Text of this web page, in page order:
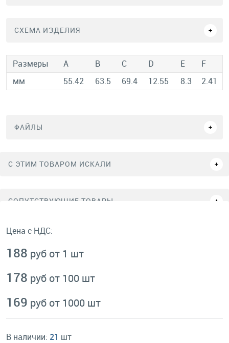
СХЕМА ИЗДЕЛИЯ
Размеры A B C D E
F
мм
55.42 63.5 69.4 12.55 8.3 2.41
ФАЙЛЫ
C ЭТИМ ТОВАРОМ ИСКАЛИ
СОПУТСТВУЮЩИЕ ТОВАРЫ
Цена с НДС:
188 руб от 1 шт
178 руб от 100 шт
169 руб от 1000 шт
В наличии: 21 шт